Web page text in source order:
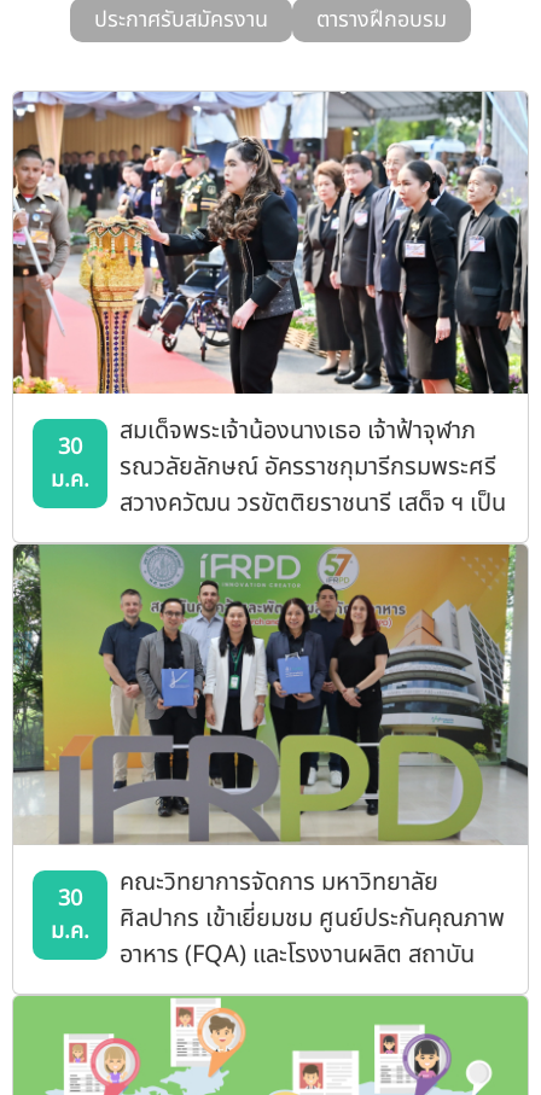
ระบบสารสนเทศ (ใน)
ติดต่อเรา
สายตรงผู้บริหาร
ประกาศรับสมัครงาน
ตารางฝึกอบรม
30
ม.ค.
สมเด็จพระเจ้าน้องนางเธอ เจ้าฟ้าจุฬาภ
รณวลัยลักษณ์ อัครราชกุมารีกรมพระศรี
สวางควัฒน วรขัตติยราชนารี เสด็จ ฯ เป็น
ประธานในพิธีเปิดงาน "เกษตรแฟร์ ประจำ
ปี ๒๕๖๙"
30
ม.ค.
คณะวิทยาการจัดการ มหาวิทยาลัย
ศิลปากร เข้าเยี่ยมชม ศูนย์ประกันคุณภาพ
อาหาร (FQA) และโรงงานผลิต สถาบัน
ค้นคว้าและพัฒนาผลิตภัณฑ์อาหาร
(IFRPD)